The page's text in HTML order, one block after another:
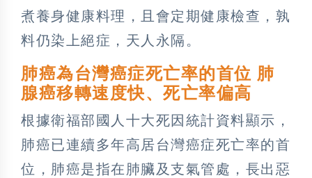
煮養身健康料理，且會定期健康檢查，孰
料仍染上絕症，天人永隔。
肺癌為台灣癌症死亡率的首位 肺
腺癌移轉速度快、死亡率偏高
根據衛福部國人十大死因統計資料顯示，
肺癌已連續多年高居台灣癌症死亡率的首
位，肺癌是指在肺臟及支氣管處，長出惡